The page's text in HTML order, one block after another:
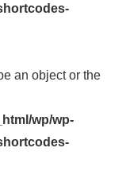
an object or the
wp/wp-